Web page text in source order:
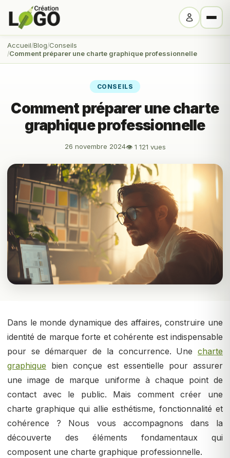
Accueil Blog Conseils
Comment préparer une charte graphique professionnelle
CONSEILS
Comment préparer une charte
graphique professionnelle
26 novembre 2024👁 1 121 vues
Dans le monde dynamique des affaires, construire une
identité de marque forte et cohérente est indispensable
pour se démarquer de la concurrence. Une charte
graphique bien conçue est essentielle pour assurer
une image de marque uniforme à chaque point de
contact avec le public. Mais comment créer une
charte graphique qui allie esthétisme, fonctionnalité et
cohérence ? Nous vous accompagnons dans la
découverte des éléments fondamentaux qui
composent une charte graphique professionnelle.